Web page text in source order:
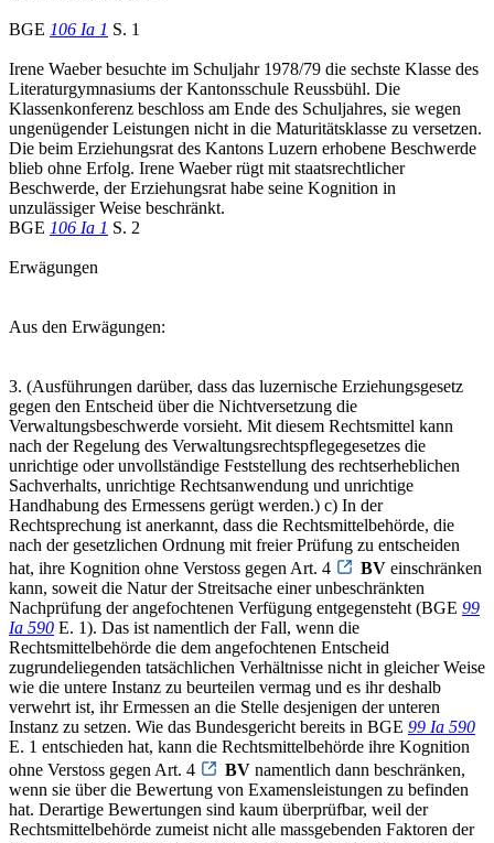
BGE 106 Ia 1 S. 1
Irene Waeber besuchte im Schuljahr 1978/79 die sechste Klasse des
Literaturgymnasiums der Kantonsschule Reussbühl. Die
Klassenkonferenz beschloss am Ende des Schuljahres, sie wegen
ungenügender Leistungen nicht in die Maturitätsklasse zu versetzen.
Die beim Erziehungsrat des Kantons Luzern erhobene Beschwerde
blieb ohne Erfolg. Irene Waeber rügt mit staatsrechtlicher
Beschwerde, der Erziehungsrat habe seine Kognition in
unzulässiger Weise beschränkt.
BGE 106 Ia 1 S. 2
Erwägungen
Aus den Erwägungen:
3. (Ausführungen darüber, dass das luzernische Erziehungsgesetz
gegen den Entscheid über die Nichtversetzung die
Verwaltungsbeschwerde vorsieht. Mit diesem Rechtsmittel kann
nach der Regelung des Verwaltungsrechtspflegegesetzes die
unrichtige oder unvollständige Feststellung des rechtserheblichen
Sachverhalts, unrichtige Rechtsanwendung und unrichtige
Handhabung des Ermessens gerügt werden.) c) In der
Rechtsprechung ist anerkannt, dass die Rechtsmittelbehörde, die
nach der gesetzlichen Ordnung mit freier Prüfung zu entscheiden
hat, ihre Kognition ohne Verstoss gegen Art. 4
BV einschränken
kann, soweit die Natur der Streitsache einer unbeschränkten
Nachprüfung der angefochtenen Verfügung entgegensteht (BGE 99
Ia 590 E. 1). Das ist namentlich der Fall, wenn die
Rechtsmittelbehörde die dem angefochtenen Entscheid
zugrundeliegenden tatsächlichen Verhältnisse nicht in gleicher Weise
wie die untere Instanz zu beurteilen vermag und es ihr deshalb
verwehrt ist, ihr Ermessen an die Stelle desjenigen der unteren
Instanz zu setzen. Wie das Bundesgericht bereits in BGE 99 Ia 590
E. 1 entschieden hat, kann die Rechtsmittelbehörde ihre Kognition
ohne Verstoss gegen Art. 4
BV namentlich dann beschränken,
wenn sie über die Bewertung von Examensleistungen zu befinden
hat. Derartige Bewertungen sind kaum überprüfbar, weil der
Rechtsmittelbehörde zumeist nicht alle massgebenden Faktoren der